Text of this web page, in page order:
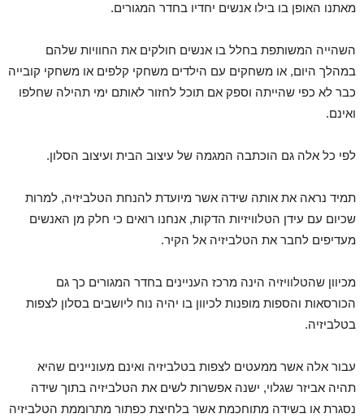
מאתנו האופן בו בילו אנשים יחדיו בחדר המגורים.
השהייה המשותפת בחלל בו אנשים חולקים את החוויות שלהם
במהלך היום, או משחקים עם הילדים משחקי קלפים או משחקי קובייה
כבר לא כפי שהייתה וספק אם תוכל לחזור לאותם ימי תהילה שחלפו
ואינם.
לפי כל אלה גם הוכתבה המגמה של עיצוב הבית ועיצוב הסלון.
תמיד נראה את אותה שידה אשר מיועדת להנחת הטלביזיה, למרות
שכיום עם עידן הטלוויזיות הדקות, אנחנו רואים כי חלק מן האנשים
מעדיפים לחבר את הטלביזיה אל הקיר.
מכיוון שהטלוויזיה הינה מרכז העניינים בחדר המגורים כך גם
הכורסאות והספות מופנות לכיוון בו יהיה נוח ליושבים בסלון לצפות
בטלביזיה.
עבור אלה אשר ממעטים לצפות בטלביזיה ואינם מעוניינים שהיא
תהיה אביזר שגלוי, ישנה אפשרות לשים את הטלביזיה בתוך שידה
נסגרת או בשידה מתוחכמת אשר בלחיצת כפתור מתרוממת הטלביזיה